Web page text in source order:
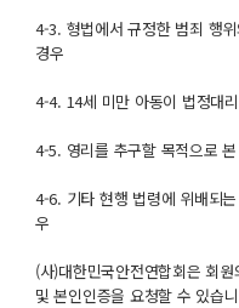
4-3. 형법에서 규정한 범죄 행
경우
4-4. 14세 미만 아동이 법정대
4-5. 영리를 추구할 목적으로
4-6. 기타 현행 법령에 위배되
우
(사)대한민국안전연합회은 회
및 본인인증을 요청할 수 있습